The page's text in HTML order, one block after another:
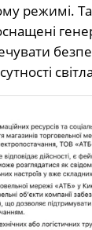
режимі.